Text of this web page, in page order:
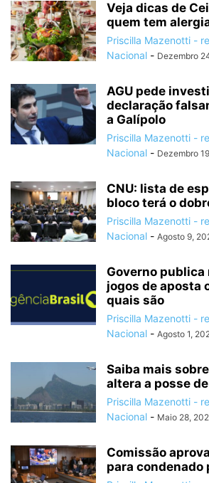
Veja dicas de
quem tem
Priscilla Mazenotti -
Nacional - Dezembro
AGU pede
declaração
a Galípolo
Priscilla Mazenotti -
Nacional - Dezembro
CNU: lista de
bloco terá o
Priscilla Mazenotti -
Nacional - Agosto 9,
Governo publica
jogos de aposta
quais são
Priscilla Mazenotti -
Nacional - Agosto 1,
Saiba mais
altera a posse
Priscilla Mazenotti -
Nacional - Maio 28,
Comissão
para condenado